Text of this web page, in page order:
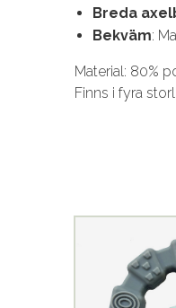
Breda
Bekväm:
Material: 80%
Finns i fyra